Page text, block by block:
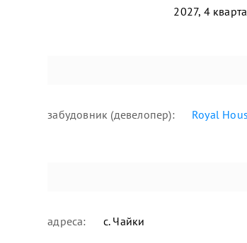
2027, 4
забудовник (девелопер): Royal
адреса: с. Чайки